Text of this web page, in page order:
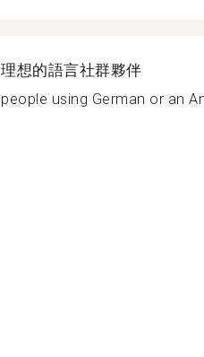
理想的語言社群夥伴
people using German or an